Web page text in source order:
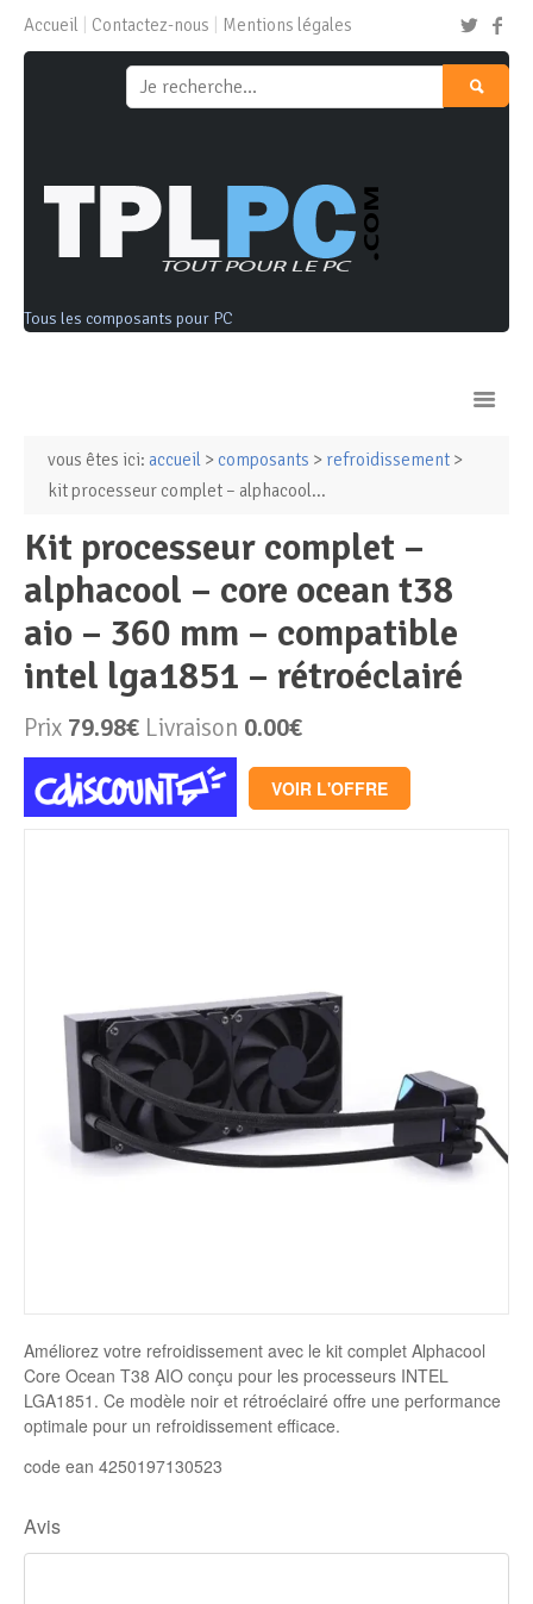
Accueil Contactez-nous Mentions légales
Tous les composants pour PC
Ordinateurs & Tablettes
PC de bureau
PC portable
Mini PC
PC Tout-en-un
Alimentation PC
Boitier PC
Carte graphique
Processeur
Disque SSD
Périphériques & Réseaux
Clavier & Souris
Ecran PC
vous êtes ici: accueil > composants > refroidissement >
kit processeur complet – alphacool...
kit processeur complet –
alphacool – core ocean t38
aio – 360 mm – compatible
intel lga1851 – rétroéclairé
Prix 79.98€ Livraison 0.00€
VOIR L'OFFRE
Améliorez votre refroidissement avec le kit complet Alphacool
Core Ocean T38 AIO conçu pour les processeurs INTEL
LGA1851. Ce modèle noir et rétroéclairé offre une performance
optimale pour un refroidissement efficace.
code ean 4250197130523
Avis